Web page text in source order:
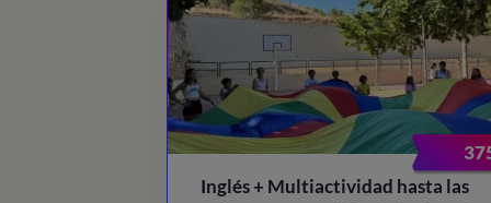
Inglés + Multiactividad hasta las